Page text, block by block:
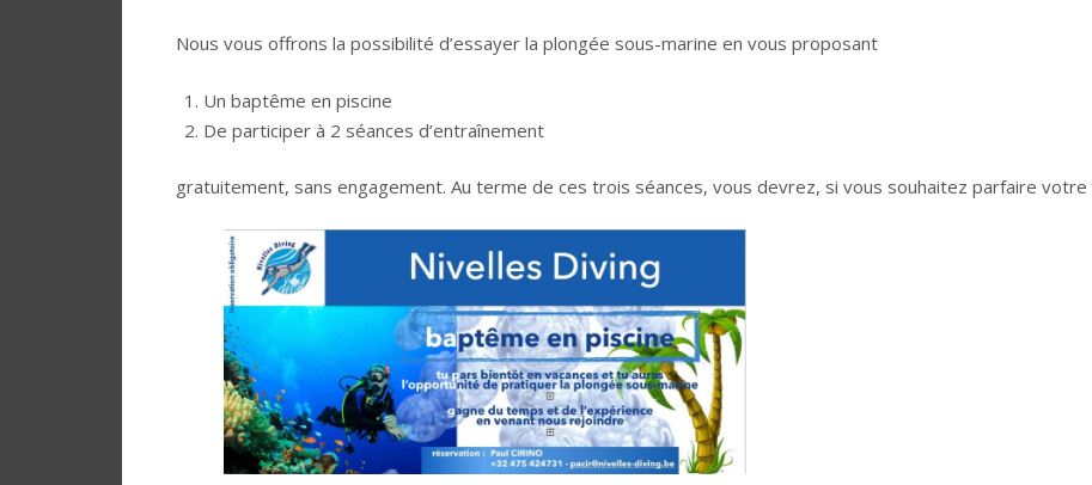
Nous vous offrons la possibilité d’essayer la plongée sous-marine en vous proposant
Un baptême en piscine
De participer à 2 séances d’entraînement
gratuitement, sans engagement. Au terme de ces trois séances, vous devrez, si vous souhaitez parfaire votre